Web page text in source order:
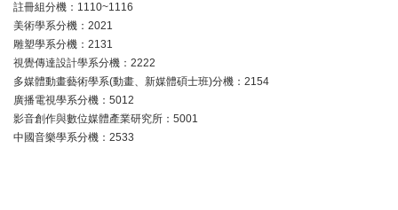
註冊組分機：1110~1116
美術學系分機：2021
雕塑學系分機：2131
視覺傳達設計學系分機：2222
多媒體動畫藝術學系(動畫、新媒體碩士班)分機：2154
廣播電視學系分機：5012
影音創作與數位媒體產業研究所：5001
中國音樂學系分機：2533